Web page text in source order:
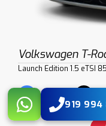
Volkswagen T-
Launch Edition 1.5 eTSI
Híbrido
919 994